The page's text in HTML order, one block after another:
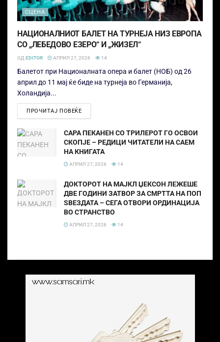
СЦЕНА
НАЦИОНАЛНИОТ БАЛЕТ НА ТУРНЕЈА НИЗ ЕВРОПА
СО „ЛЕБЕДОВО ЕЗЕРО“ И „ЖИЗЕЛ“
ОД EDITOR АПРИЛ 27, 2026 14
Балетот при Националната опера и балет (НОБ) од 26
април до 11 мај ќе биде на турнеја во Германија,
Холандија...
ПРОЧИТАЈ ПОВЕЌЕ
САРА ПЕКАНЕН СО ТРИЛЕРОТ ГО ОСВОИ
СКОПЈЕ – РЕДИЦИ ЧИТАТЕЛИ НА САЕМ
НА КНИГАТА
АПРИЛ 27, 2026 14
ДОКТОРОТ НА МАЈКЛ ЏЕКСОН ЛЕЖЕШЕ
ДВЕ ГОДИНИ ЗАТВОР ЗА СМРТТА НА ПОП
SВЕЗДАТА – СЕГА ОТВОРИ ОРДИНАЦИЈА
ВО СТРАНСТВО
АПРИЛ 27, 2026 14